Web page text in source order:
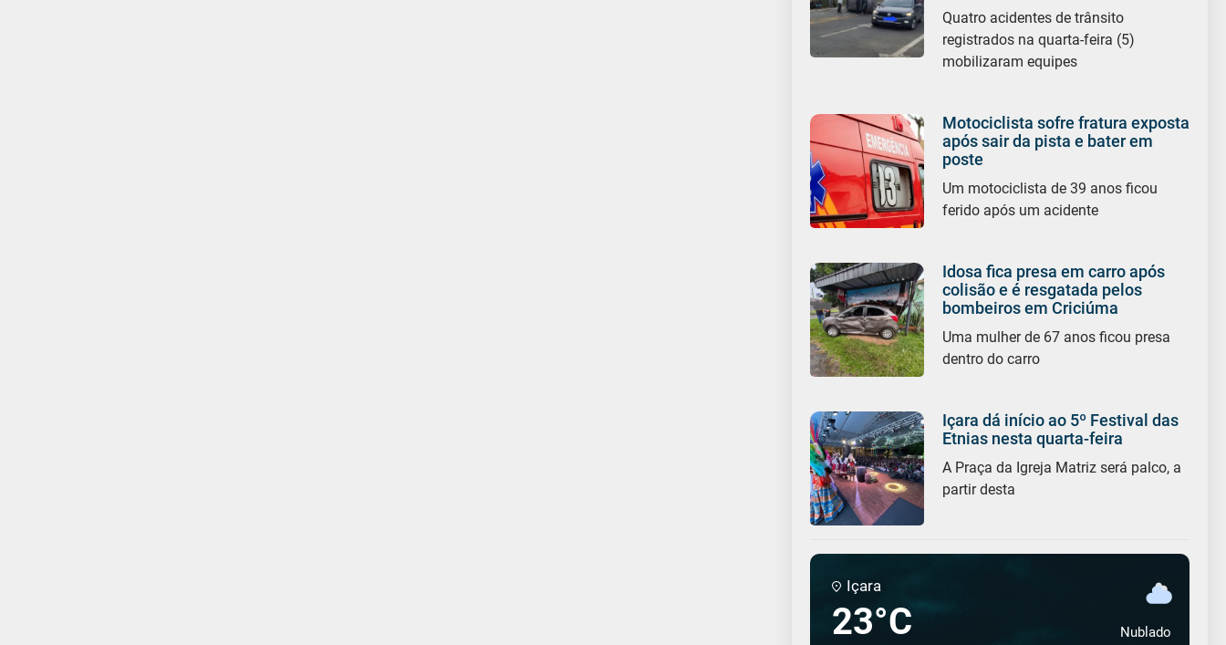
Quatro acidentes de trânsito
registrados na quarta-feira (5)
mobilizaram equipes
Motociclista sofre fratura exposta
após sair da pista e bater em
poste
Um motociclista de 39 anos ficou
ferido após um acidente
Idosa fica presa em carro após
colisão e é resgatada pelos
bombeiros em Criciúma
Uma mulher de 67 anos ficou presa
dentro do carro
Içara dá início ao 5º Festival das
Etnias nesta quarta-feira
A Praça da Igreja Matriz será palco, a
partir desta
Içara
23°C Nublado